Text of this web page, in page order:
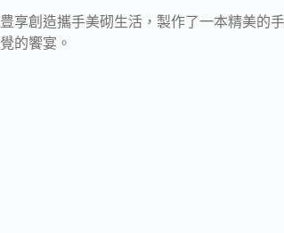
豊享創造攜手美砌生活，製作了一本精美的
覺的饗宴。